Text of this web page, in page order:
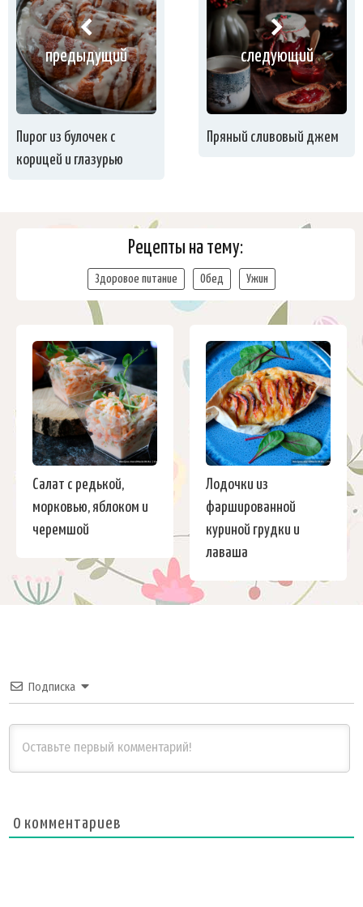
предыдущий
Пирог из булочек с
корицей и глазурью
следующий
Пряный сливовый джем
Рецепты на тему:
Здоровое питание Обед Ужин
Салат с редькой,
морковью, яблоком и
черемшой
Лодочки из
фаршированной
куриной грудки и
лаваша
Подписка
0 комментариев